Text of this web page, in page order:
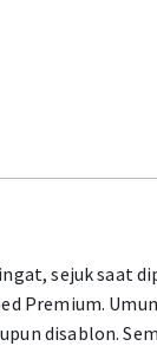
sejuk saat
Premium.
disablon.